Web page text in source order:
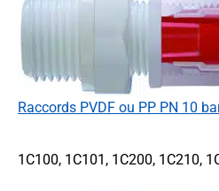
raccords PVDF ou PP PN 10
1C100, 1C101, 1C200, 1C210,